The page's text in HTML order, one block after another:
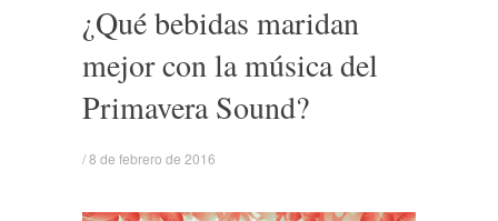
contenido¿Qué bebidas maridan
mejor con la música del
Primavera Sound?
/8 de febrero de 2016